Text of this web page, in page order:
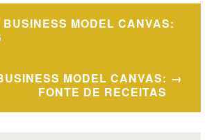
MODEL CANVAS:
MODEL CANVAS:
FONTE DE RECEITAS